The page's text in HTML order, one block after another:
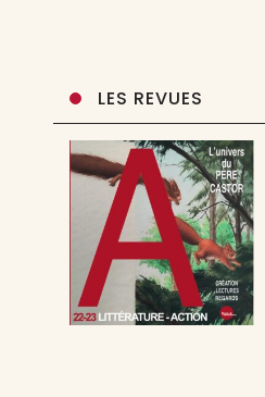
LES REVUES